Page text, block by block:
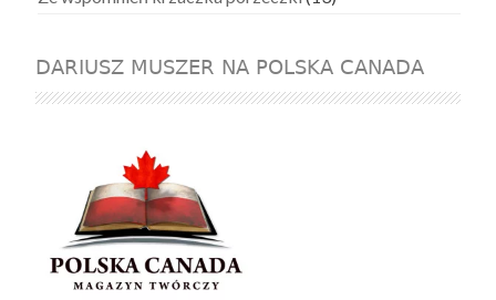
DARIUSZ MUSZER NA POLSKA CANADA